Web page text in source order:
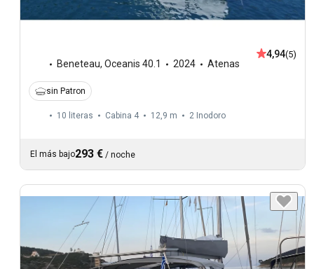
Beneteau, Oceanis 40.1 2024 Atenas
4,94(5)
sin Patron
10 literas Cabina 4 12,9 m 2 Inodoro
El más bajo293 € / noche